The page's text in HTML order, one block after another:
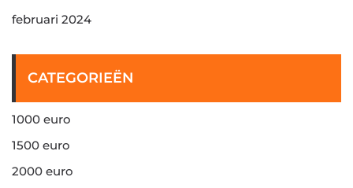
februari 2024
CATEGORIEËN
1000 euro
1500 euro
2000 euro